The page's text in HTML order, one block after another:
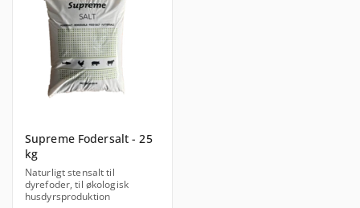
Supreme Fodersalt - 25
kg
Naturligt stensalt til
dyrefoder, til økologisk
husdyrsproduktion